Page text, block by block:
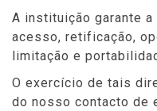
A instituição garante
acesso, retificação,
limitação e
O exercício de tais
do nosso contacto de